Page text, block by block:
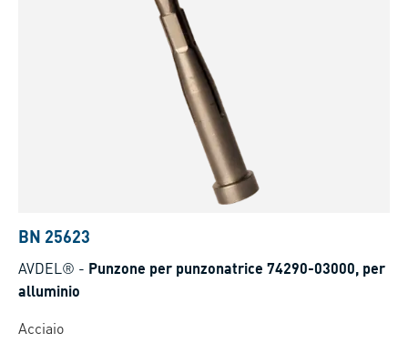
BN 25623
AVDEL® - Punzone per punzonatrice 74290-03000, per
alluminio
Acciaio